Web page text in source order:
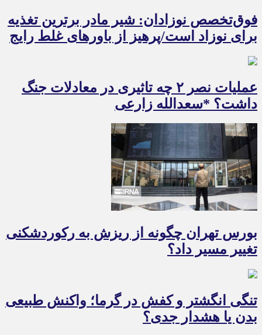
فوق‌تخصص نوزادان: شیر مادر برترین تغذیه
برای نوزاد است/پرهیز از باورهای غلط رایج
عملیات نصر ۲ چه تاثیری در معادلات جنگ
داشت؟ *سعدالله زارعی
بورس تهران چگونه از ریزش به رکوردشکنی
تغییر مسیر داد؟
تنگی انگشتر و کفش در گرما؛ واکنش طبیعی
بدن یا هشدار جدی؟